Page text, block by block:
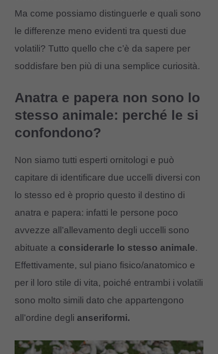
Ma come possiamo distinguerle e quali sono
le differenze meno evidenti tra questi due
volatili? Tutto quello che c’è da sapere per
soddisfare ben più di una semplice curiosità.
Anatra e papera non sono lo
stesso animale: perché le si
confondono?
Non siamo tutti esperti ornitologi e può
capitare di identificare due uccelli diversi con
lo stesso ed è proprio questo il destino di
anatra e papera: infatti le persone poco
avvezze all’allevamento degli uccelli sono
abituate a considerarle lo stesso animale.
Effettivamente, sul piano fisico/anatomico e
per il loro stile di vita, poiché entrambi i volatili
sono molto simili dato che appartengono
all’ordine degli anseriformi.